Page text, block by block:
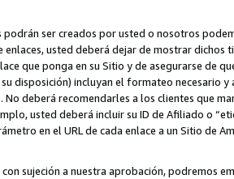
podrán ser creados por usted o nosotros
usted deberá dejar de mostrar dichos
que ponga en su Sitio y de asegurarse de
disposición) incluyan el formateo necesario
No deberá recomendarles a los clientes que
usted deberá incluir su ID de Afiliado o
en el URL de cada enlace a un Sitio de
sujeción a nuestra aprobación, podremos